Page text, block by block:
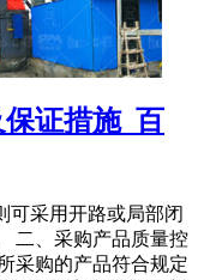
证措施_百
可采用开路或局部闭
二、采购产品质量控
采购的产品符合规定